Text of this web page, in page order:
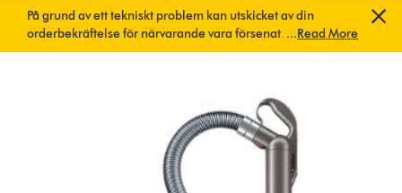
På grund av ett tekniskt problem kan utskicket av din
orderbekräftelse för närvarande vara försenat. Vi arbetar
redan på en snabb lösning.Du behöver inte göra någonting.
...Read More